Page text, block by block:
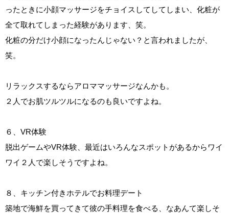
ったときに小顔マッサージをチョイスしてしてしまい、化粧が
全て取れてしまった経験があります、笑。
化粧の分だけ小顔になったんじゃない？と言われましたが、
笑。
リラックスするならアロママッサージなんかも。
２人でお肌ツルツルになるのも良いですよね。
６、VR体験
脱出ゲームやVR体験、最近はいろんなスポットがあるからワイ
ワイ２人で楽しそうですよね。
８、キッチン付きホテルでお料理デート
築地で海鮮を買ってきて彼の手料理を食べる、なあんて楽しそ